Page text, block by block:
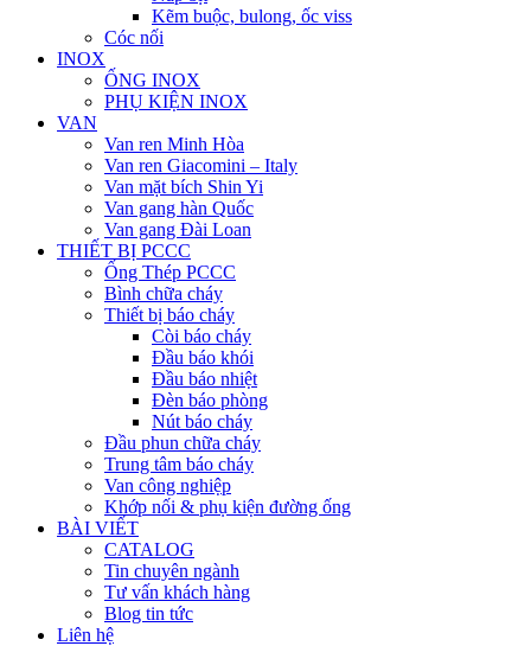
Kẽm buộc, bulong, ốc viss
Cóc nối
INOX
ỐNG INOX
PHỤ KIỆN INOX
VAN
Van ren Minh Hòa
Van ren Giacomini – Italy
Van mặt bích Shin Yi
Van gang hàn Quốc
Van gang Đài Loan
THIẾT BỊ PCCC
Ống Thép PCCC
Bình chữa cháy
Thiết bị báo cháy
Còi báo cháy
Đầu báo khói
Đầu báo nhiệt
Đèn báo phòng
Nút báo cháy
Đầu phun chữa cháy
Trung tâm báo cháy
Van công nghiệp
Khớp nối & phụ kiện đường ống
BÀI VIẾT
CATALOG
Tin chuyên ngành
Tư vấn khách hàng
Blog tin tức
Liên hệ